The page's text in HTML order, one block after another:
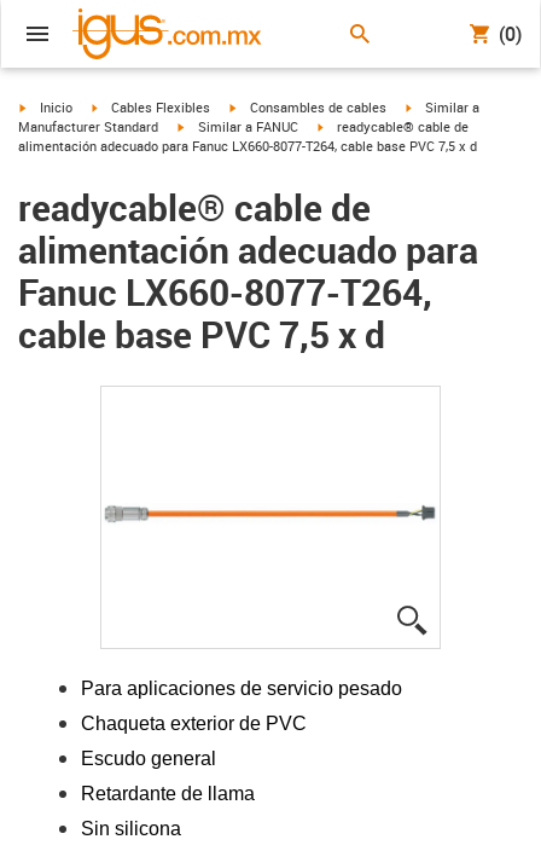
(0)
igus-icon-arrow-right
Inicio igus-icon-arrow-right
Cables Flexibles igus-icon-arrow-right
Consambles de cables igus-icon-arrow-right
Similar a
Manufacturer Standard
igus-icon-arrow-right
Similar a FANUC igus-icon-arrow-right
readycable® cable de
alimentación adecuado para Fanuc LX660-8077-T264, cable base PVC 7,5 x d
readycable® cable de
alimentación adecuado para
Fanuc LX660-8077-T264,
cable base PVC 7,5 x d
Para aplicaciones de servicio pesado
Chaqueta exterior de PVC
Escudo general
Retardante de llama
Sin silicona